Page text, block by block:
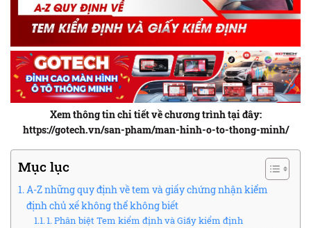
Xem thông tin chi tiết về chương trình tại đây:
https://gotech.vn/san-pham/man-hinh-o-to-thong-minh/
Mục lục
A-Z những quy định về tem và giấy chứng nhận kiểm
định chủ xế không thể không biết
1. Phân biệt Tem kiểm định và Giấy kiểm định